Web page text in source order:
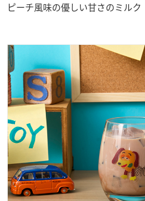
ピーチ風味の優しい甘さのミルク